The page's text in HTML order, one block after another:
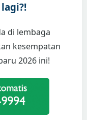
di lembaga
kesempatan
2026 ini!